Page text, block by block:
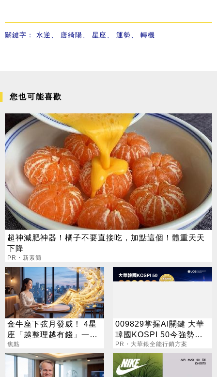
關鍵字： 水逆 唐綺陽 星座 運勢 轉機
您也可能喜歡
超神減肥神器！橘子不要直接吃，加點這個！體重天天
下降
PR・新素簡
金牛座下弦月發威！ 4星
座「越整理越有錢」一路
旺運到10月
焦點
009829掌握AI關鍵 大華
韓國KOSPI 50今強勢開
募
PR・大華銀全能行銷方案